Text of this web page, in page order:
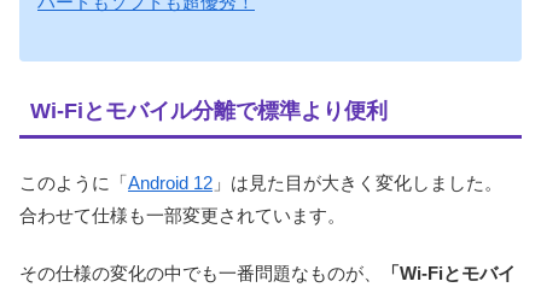
Wi-Fiとモバイル分離で標準より便利
このように「Android 12 」は見た目が大きく変化しました。
合わせて仕様も一部変更されています。
その仕様の変化の中でも一番問題なものが、
「Wi-Fiとモバイ